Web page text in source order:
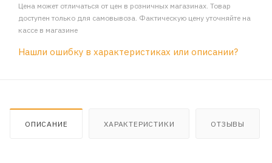
Цена может отличаться от цен в розничных магазинах. Товар
доступен только для самовывоза. Фактическую цену уточняйте на
кассе в магазине
Нашли ошибку в характеристиках или описании?
ОПИСАНИЕ ХАРАКТЕРИСТИКИ ОТЗЫВЫ